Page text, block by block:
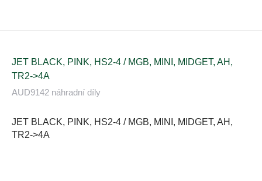
JET BLACK, PINK, HS2-4 / MGB, MINI, MIDGET, AH,
TR2->4A
AUD9142 náhradní díly
JET BLACK, PINK, HS2-4 / MGB, MINI, MIDGET, AH,
TR2->4A